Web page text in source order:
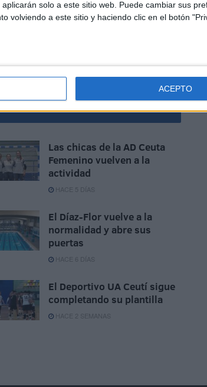
solo a este sitio web. Puede cambiar sus
volviendo a este sitio y haciendo clic en el botón
ACEPTO
Las chicas de la AD Ceuta
Femenino vuelven a la
actividad
HACE 5 DÍAS
El Díaz-Flor vuelve a la
normalidad y abre sus
puertas
HACE 6 DÍAS
El Deportivo UA Ceutí sigue
completando su plantilla
HACE 2 SEMANAS